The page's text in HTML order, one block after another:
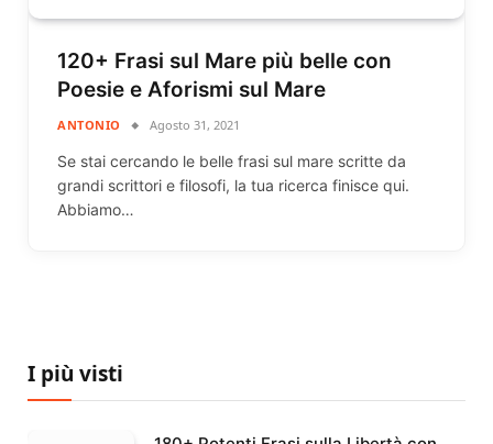
120+ Frasi sul Mare più belle con
Poesie e Aforismi sul Mare
ANTONIO Agosto 31, 2021
Se stai cercando le belle frasi sul mare scritte da
grandi scrittori e filosofi, la tua ricerca finisce qui.
Abbiamo…
I più visti